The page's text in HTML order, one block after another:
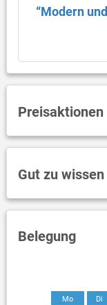
“Modern
Preisaktionen
Gut zu wissen
Belegung
Mo Di